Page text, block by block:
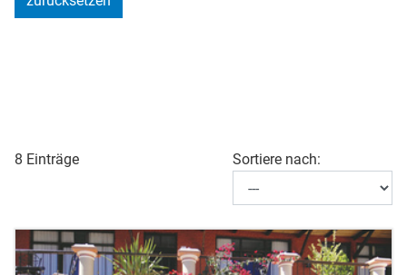
8 Einträge Sortiere nach: